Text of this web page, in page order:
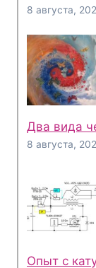
8 августа,
Два вида
8 августа,
Опыт с